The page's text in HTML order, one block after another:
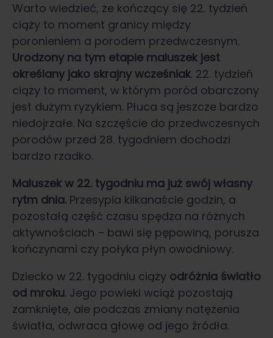
Warto wiedzieć, że kończący się 22. tydzień
ciąży to moment granicy między
poronieniem a porodem przedwczesnym.
Urodzony na tym etapie maluszek jest
określany jako skrajny wcześniak. 22. tydzień
ciąży to moment, w którym poród obarczony
jest dużym ryzykiem. Płuca są jeszcze bardzo
niedojrzałe. Na szczęście do przedwczesnych
porodów przed 28. tygodniem dochodzi
bardzo rzadko.
Maluszek w 22. tygodniu ma już swój własny
rytm dnia. Przesypia kilkanaście godzin, a
pozostałą część czasu spędza na różnych
aktywnościach – bawi się pępowiną, porusza
kończynami czy połyka płyn owodniowy.
Dziecko w 22. tygodniu ciąży odróżnia światło
od mroku. Jego powieki wciąż pozostają
zamknięte, ale podczas zmiany natężenia
światła, odwraca głowę od jego źródła.